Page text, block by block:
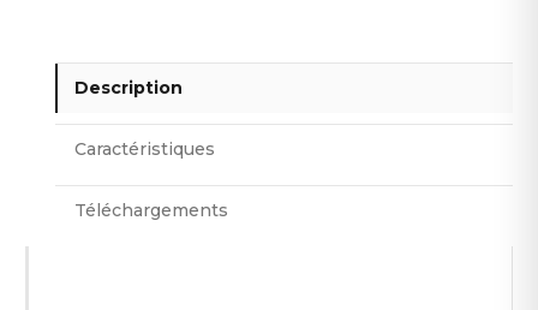
Description
Caractéristiques
Téléchargements